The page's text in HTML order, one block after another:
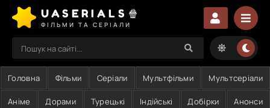
UASERIALS🍿
ФІЛЬМИ ТА СЕРІАЛИ
Головна Фільми Серіали Мультфільми Мультсеріали
Аніме Дорами Турецькі Індійські Добірки Анонси